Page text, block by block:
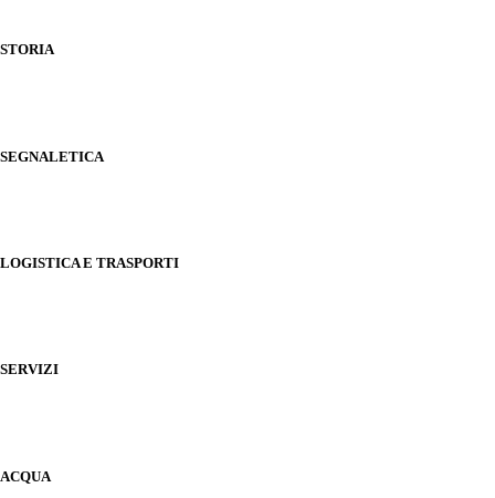
STORIA
SEGNALETICA
LOGISTICA E TRASPORTI
SERVIZI
ACQUA